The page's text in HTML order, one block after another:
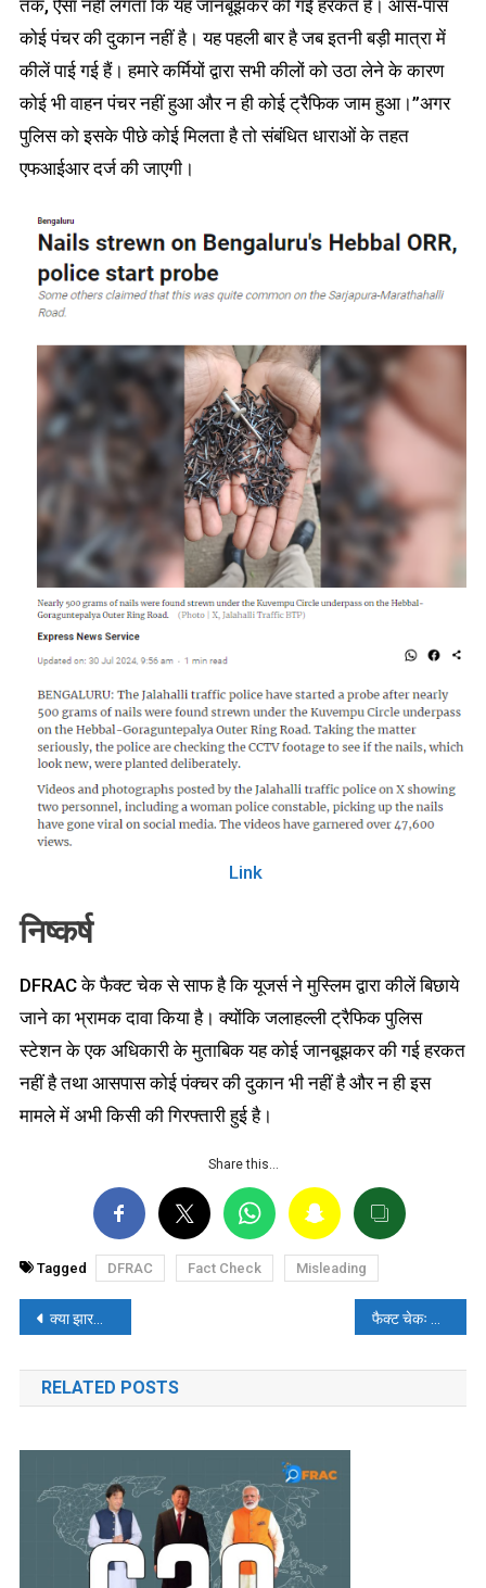
तक, ऐसा नहीं लगता कि यह जानबूझकर की गई हरकत है। आस-पास
कोई पंचर की दुकान नहीं है। यह पहली बार है जब इतनी बड़ी मात्रा में
कीलें पाई गई हैं। हमारे कर्मियों द्वारा सभी कीलों को उठा लेने के कारण
कोई भी वाहन पंचर नहीं हुआ और न ही कोई ट्रैफिक जाम हुआ।”अगर
पुलिस को इसके पीछे कोई मिलता है तो संबंधित धाराओं के तहत
एफआईआर दर्ज की जाएगी।
Link
निष्कर्ष
DFRAC के फैक्ट चेक से साफ है कि यूजर्स ने मुस्लिम द्वारा कीलें बिछाये
जाने का भ्रामक दावा किया है। क्योंकि जलाहल्ली ट्रैफिक पुलिस
स्टेशन के एक अधिकारी के मुताबिक यह कोई जानबूझकर की गई हरकत
नहीं है तथा आसपास कोई पंक्चर की दुकान भी नहीं है और न ही इस
मामले में अभी किसी की गिरफ्तारी हुई है।
Share this…
Tagged DFRAC Fact Check Misleading
पोस्ट
नेविगेशन
क्या झारखंड रेल दुर्घटना में मुस्लिमों की साजिश थी? पढ़ें- फैक्ट चेक
RELATED POSTS